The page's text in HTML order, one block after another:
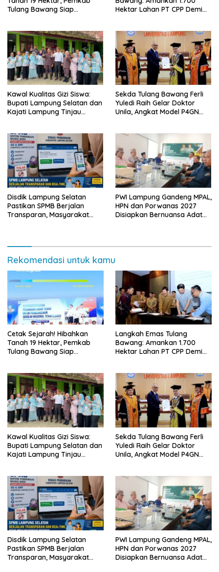
Tulang Bawang Siap
Lampung
Hektar Lahan PT CPP Demi
Kawal Kualitas Gizi Siswa:
Bupati Lampung Selatan dan
Kajati Lampung Tinjau
Sekda Tulang Bawang Ferli
Yuledi Raih Gelar Doktor
Unila, Angkat Model P4GN
Disdik Lampung Selatan
Pastikan SPMB Berjalan
Transparan, Masyarakat
PWI Lampung Gandeng MPAL,
HPN dan Porwanas 2027
Disiapkan Bernuansa Adat
Rekomendasi untuk kamu
Cetak Sejarah! Hibahkan
Tanah 19 Hektar, Pemkab
Tulang Bawang Siap
Lampung
Langkah Emas Tulang
Bawang: Amankan 1.700
Hektar Lahan PT CPP Demi
Kawal Kualitas Gizi Siswa:
Bupati Lampung Selatan dan
Kajati Lampung Tinjau
Sekda Tulang Bawang Ferli
Yuledi Raih Gelar Doktor
Unila, Angkat Model P4GN
Disdik Lampung Selatan
Pastikan SPMB Berjalan
Transparan, Masyarakat
PWI Lampung Gandeng MPAL,
HPN dan Porwanas 2027
Disiapkan Bernuansa Adat